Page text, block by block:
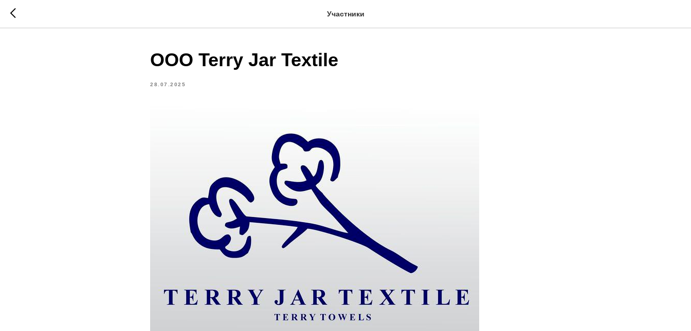
Участники
OOO Terry Jar Textile
28.07.2025